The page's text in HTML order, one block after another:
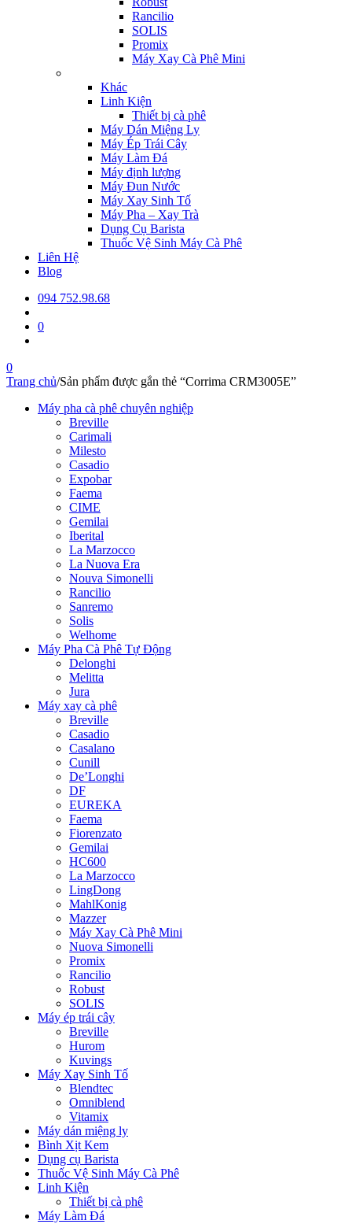
Rancilio
SOLIS
Promix
Máy Xay Cà Phê Mini
Khác
Linh Kiện
Thiết bị cà phê
Máy Dán Miệng Ly
Máy Ép Trái Cây
Máy Làm Đá
Máy định lượng
Máy Đun Nước
Máy Xay Sinh Tố
Máy Pha – Xay Trà
Dụng Cụ Barista
Thuốc Vệ Sinh Máy Cà Phê
Liên Hệ
Blog
094 752.98.68
0
0
Trang chủ/Sản phẩm được gắn thẻ “Corrima CRM3005E”
Máy pha cà phê chuyên nghiệp
Breville
Carimali
Milesto
Casadio
Expobar
Faema
CIME
Gemilai
Iberital
La Marzocco
La Nuova Era
Nouva Simonelli
Rancilio
Sanremo
Solis
Welhome
Máy Pha Cà Phê Tự Động
Delonghi
Melitta
Jura
Máy xay cà phê
Breville
Casadio
Casalano
Cunill
De’Longhi
DF
EUREKA
Faema
Fiorenzato
Gemilai
HC600
La Marzocco
LingDong
MahlKonig
Mazzer
Máy Xay Cà Phê Mini
Nuova Simonelli
Promix
Rancilio
Robust
SOLIS
Máy ép trái cây
Breville
Hurom
Kuvings
Máy Xay Sinh Tố
Blendtec
Omniblend
Vitamix
Máy dán miệng ly
Bình Xịt Kem
Dụng cụ Barista
Thuốc Vệ Sinh Máy Cà Phê
Linh Kiện
Thiết bị cà phê
Máy Làm Đá